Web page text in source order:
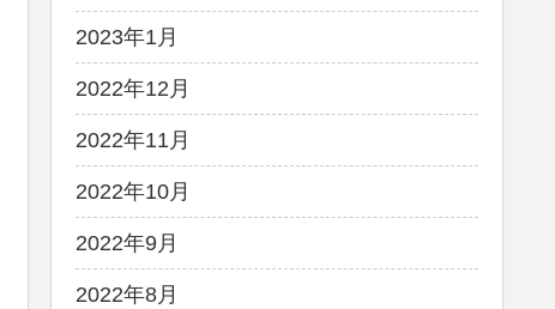
2023年1月
2022年12月
2022年11月
2022年10月
2022年9月
2022年8月